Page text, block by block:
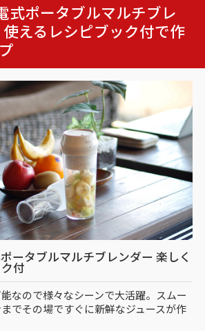
式ポータブルマルチブレ
えるレシピブック付で作
ータブルマルチブレンダー 楽しく
付
なので様々なシーンで大活躍。スムー
でその場ですぐに新鮮なジュースが作